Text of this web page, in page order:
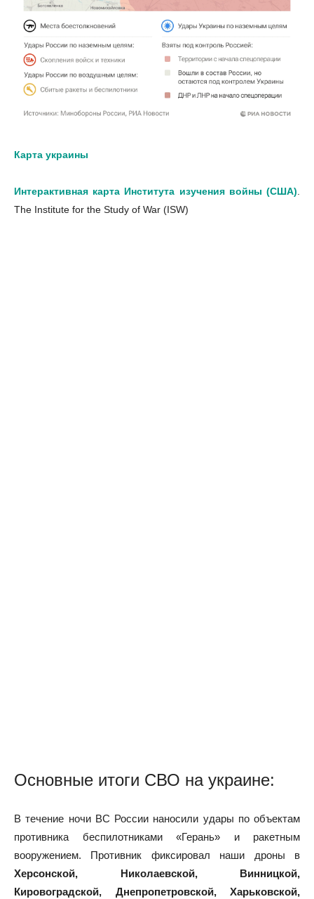
Карта украины
Интерактивная карта Института изучения войны (США)
The Institute for the Study of War (ISW)
Основные итоги СВО на украине:
В течение ночи ВС России наносили удары по объектам
противника беспилотниками «Герань» и ракетным
вооружением. Противник фиксировал наши дроны в
Херсонской, Николаевской, Винницкой,
Кировоградской, Днепропетровской, Харьковской,